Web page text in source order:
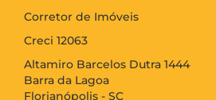
Corretor de Imóveis
Creci 12063
Altamiro Barcelos Dutra 1444
Barra da Lagoa
Florianópolis - SC